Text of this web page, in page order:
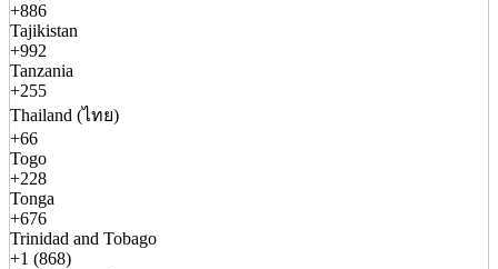
+886
Tajikistan
+992
Tanzania
+255
Thailand (ไทย)
+66
Togo
+228
Tonga
+676
Trinidad and Tobago
+1 (868)